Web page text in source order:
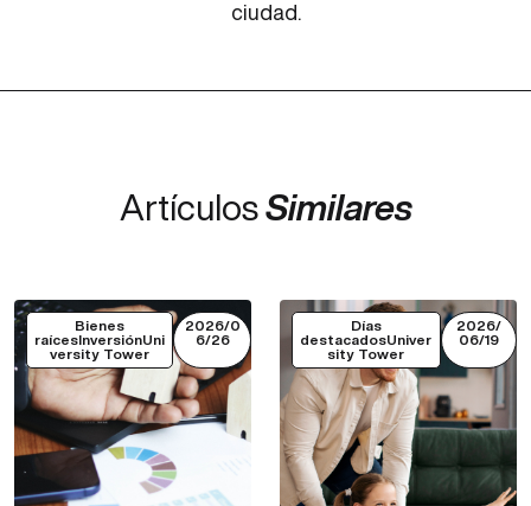
ciudad.
Artículos Similares
Bienes
raícesInversiónUni
versity Tower
2026/0
6/26
Días
destacadosUniver
sity Tower
2026/
06/19